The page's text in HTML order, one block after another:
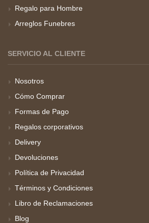
Regalo para Hombre
Arreglos Funebres
SERVICIO AL CLIENTE
Nosotros
Cómo Comprar
Formas de Pago
Regalos corporativos
Delivery
Devoluciones
Política de Privacidad
Términos y Condiciones
Libro de Reclamaciones
Blog